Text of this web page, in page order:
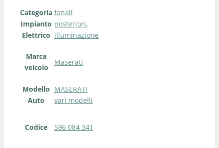
Categoria
Impianto
Elettrico
fanali
posteriori,
illuminazione
Marca
veicolo
Maserati
Modello
Auto
MASERATI
vari modelli
Codice 596 084 341